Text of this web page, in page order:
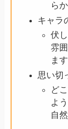
ら
キャラ
伏
雰
ます
思い切
ど
よ
自